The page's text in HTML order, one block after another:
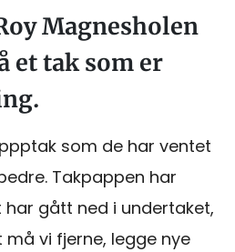
Magnesholen
et tak som er
som de har ventet
Takpappen har
gått ned i undertaket,
vi fjerne, legge nye